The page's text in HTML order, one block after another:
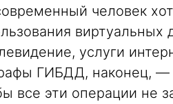
человек
виртуальных
услуги
ГИБДД, наконец, —
все эти операции не